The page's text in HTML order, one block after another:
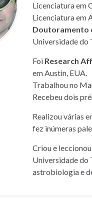
Licenciatura em
Licenciatura em
Doutoramento
Universidade do
Foi Research
em Austin, EUA.
Trabalhou no
Recebeu dois
Realizou várias
fez inúmeras
Criou e
Universidade do
astrobiologia e